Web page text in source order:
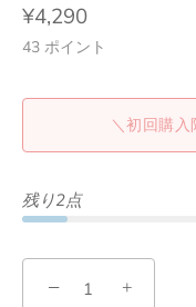
¥4,290
43 ポイント
＼初回購
残り2点
− +